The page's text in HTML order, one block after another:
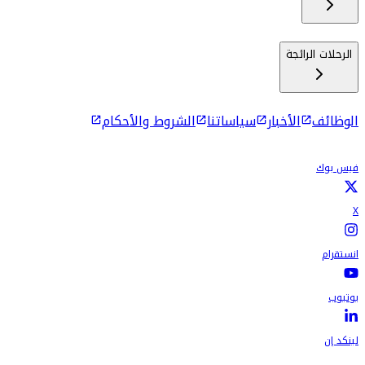
الرحلات الرائجة
الوظائف الأخبار سياساتنا الشروط والأحكام
فيس بوك
X
انستقرام
يوتيوب
لينكد إن